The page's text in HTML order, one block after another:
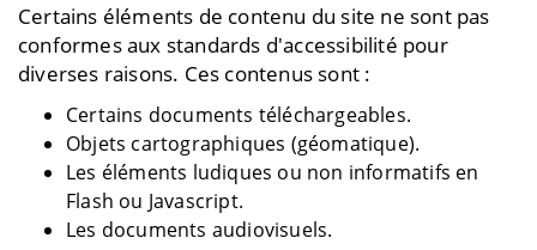
Certains éléments de contenu du site ne sont pas
conformes aux standards d'accessibilité pour
diverses raisons. Ces contenus sont :
Certains documents téléchargeables.
Objets cartographiques (géomatique).
Les éléments ludiques ou non informatifs en
Flash ou Javascript.
Les documents audiovisuels.